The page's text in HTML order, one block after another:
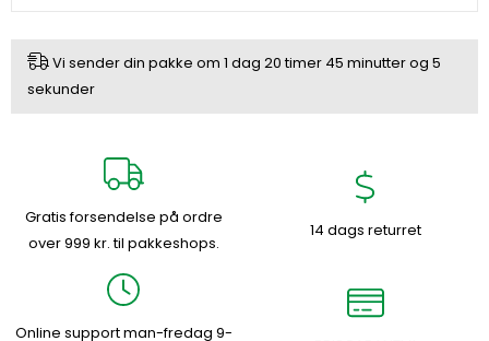
Vi sender din pakke om 1 dag 20 timer 45 minutterog 5
sekunder
Gratis forsendelse på ordre
over 999 kr. til pakkeshops.
14 dags returret
Online support man-fredag 9-